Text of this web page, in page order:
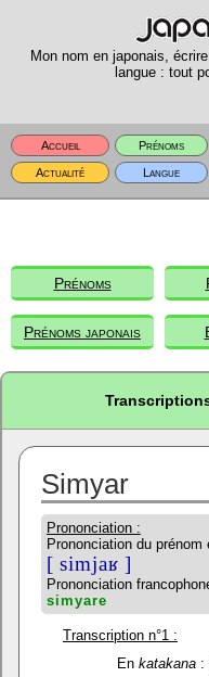
Mon nom en japonais,
langue : tout
Accueil Prénoms
Actualité
Langue
Prénoms
Prénoms japonais
Simyar
Prononciation :
Prononciation du
[ simjaʁ ]
Prononciation
simyare
Transcription n°1 :
En katakana: